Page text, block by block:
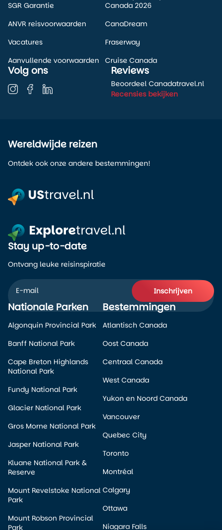
SGR Garantie
ANVR reisvoorwaarden
Vacatures
Aanvullende voorwaarden
Canada 2026
CanaDream
Fraserway
Cruise Canada
Volg ons Reviews
Beoordeel Canadatravel.nl
Recensies bekijken
Wereldwijde reizen
Ontdek ook onze andere bestemmingen!
Nationale Parken
Algonquin Provincial Park
Banff National Park
Cape Breton Highlands
National Park
Fundy National Park
Glacier National Park
Gros Morne National Park
Jasper National Park
Kluane National Park &
Reserve
Mount Revelstoke National
Park
Mount Robson Provincial
Park
Bestemmingen
Atlantisch Canada
Oost Canada
Centraal Canada
West Canada
Yukon en Noord Canada
Vancouver
Quebec City
Toronto
Montréal
Calgary
Ottawa
Niagara Falls
Stay up-to-date
Ontvang leuke reisinspiratie
Inschrijven
Alternative: